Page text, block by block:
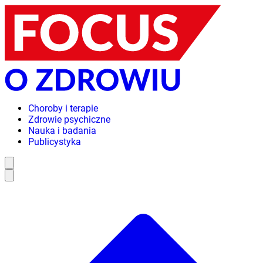
Choroby i terapie
Zdrowie psychiczne
Nauka i badania
Publicystyka